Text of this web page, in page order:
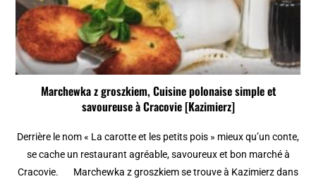
Marchewka z groszkiem, Cuisine polonaise simple et
savoureuse à Cracovie [Kazimierz]
Derrière le nom « La carotte et les petits pois » mieux qu’un conte,
se cache un restaurant agréable, savoureux et bon marché à
Cracovie. Marchewka z groszkiem se trouve à Kazimierz dans